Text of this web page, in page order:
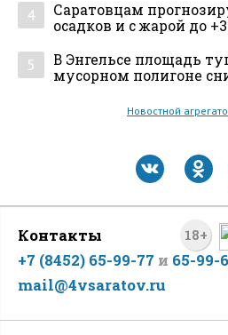
4
Саратовцам
осадков и с жарой до
5
В Энгельсе площадь
мусорном полигоне
Новостной
18+
Контакты
+7 (8452) 65-99-77 и 65-99-
mail@4vsaratov.ru